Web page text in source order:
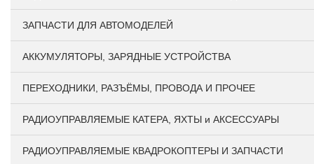
ЗАПЧАСТИ ДЛЯ АВТОМОДЕЛЕЙ
АККУМУЛЯТОРЫ, ЗАРЯДНЫЕ УСТРОЙСТВА
ПЕРЕХОДНИКИ, РАЗЪЁМЫ, ПРОВОДА И ПРОЧЕЕ
РАДИОУПРАВЛЯЕМЫЕ КАТЕРА, ЯХТЫ и АКСЕССУАРЫ
РАДИОУПРАВЛЯЕМЫЕ КВАДРОКОПТЕРЫ И ЗАПЧАСТИ